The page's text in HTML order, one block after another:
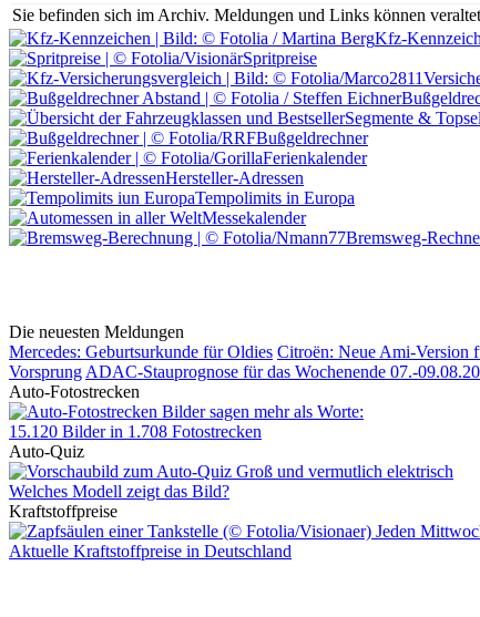
Sie befinden sich im Archiv. Meldungen und Links können
Kfz-
Spritpreise
Segmente &
Bußgeldrechner
Ferienkalender
Hersteller-Adressen
Tempolimits in Europa
Messekalender
Bremsweg-
Die neuesten Meldungen
Mercedes: Geburtsurkunde für Oldies Citroën: Neue Ami-Version
Vorsprung ADAC-Stauprognose für das Wochenende 07.-
Auto-Fotostrecken
Bilder sagen mehr als Worte:
15.120 Bilder in 1.708 Fotostrecken
Auto-Quiz
Groß und vermutlich elektrisch
Welches Modell zeigt das Bild?
Kraftstoffpreise
Jeden
Aktuelle Kraftstoffpreise in Deutschland